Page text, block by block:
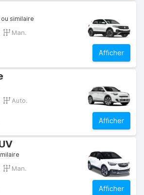
similaire
Man.
Afficher
Auto.
Afficher
Man.
Afficher